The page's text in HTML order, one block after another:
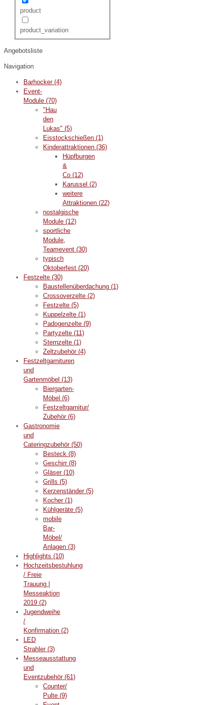
product
product_variation
Angebotsliste
Navigation
Barhocker (4)
Event-
Module (70)
"Hau
den
Lukas" (5)
Eisstockschießen (1)
Kinderattraktionen (36)
Hüpfburgen
&
Co (12)
Karussel (2)
weitere
Attraktionen (22)
nostalgische
Module (12)
sportliche
Module,
Teamevent (30)
typisch
Oktoberfest (20)
Festzelte (30)
Baustellenüberdachung (1)
Crossoverzelte (2)
Festzelte (5)
Kuppelzelte (1)
Padogenzelte (9)
Partyzelte (11)
Sternzelte (1)
Zeltzubehör (4)
Festzeltgarnituren
und
Gartenmöbel (13)
Biergarten-
Möbel (6)
Festzeltgarnitur/
Zubehör (6)
Gastronomie
und
Cateringzubehör (50)
Besteck (8)
Geschirr (8)
Gläser (10)
Grills (5)
Kerzenständer (5)
Kocher (1)
Kühlgeräte (5)
mobile
Bar-
Möbel/
Anlagen (3)
Highlights (10)
Hochzeitsbestuhlung
/ Freie
Trauung |
Messeaktion
2019 (2)
Jugendweihe
/
Konfirmation (2)
LED
Strahler (3)
Messeausstattung
und
Eventzubehör (61)
Counter/
Pulte (9)